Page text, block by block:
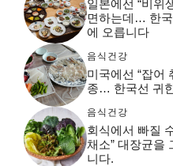
일본에선 “비위
면하는데… 한
에 오릅니다
음식건강
미국에선 “잡어
종… 한국선 귀
음식건강
회식에서 빠질
채소” 대장균을
니다.